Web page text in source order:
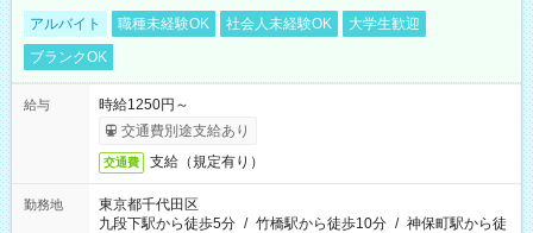
アルバイト 職種未経験OK 社会人未経験OK
大学生歓迎
ブランクOK
給与
時給1250円～
交通費別途支給あり
交通費 支給（規定有り）
勤務地
東京都千代田区
九段下駅から徒歩5分 / 竹橋駅から徒歩10分 / 神保町駅から徒